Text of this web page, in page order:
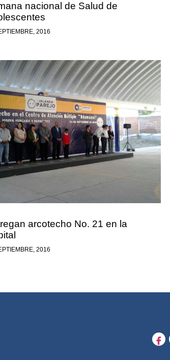
nacional de Salud de
2016
arcotecho No. 21 en la
2016